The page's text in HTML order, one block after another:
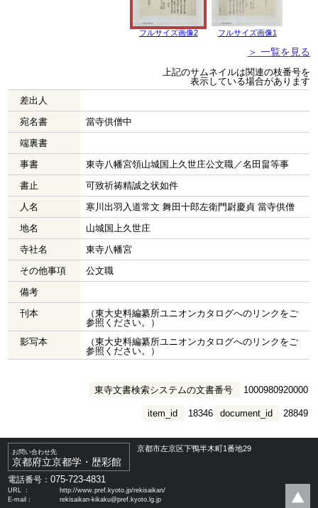
フルサイズ画像2 フルサイズ画像1
＞ 一覧を見る
上記のサムネイルは関連の枝番号を
表示している場合があります
差出人
宛名書
當寺供僧中
端裏書
事書
東寺八幡宮領山城国上久世庄公文職／名田畠等事
書止
可致祈祷精誠之状如件
人名
寒川出羽入道常文 舞田十郎左衛門尉慶貞 當寺供僧
地名
山城国上久世庄
寺社名
東寺八幡宮
その他事項
公文職
備考
刊本
（東大史料編纂所ユニオンカタログへのリンクをご
参照ください。）
影写本
（東大史料編纂所ユニオンカタログへのリンクをご
参照ください。）
東寺文書検索システムの文書番号 1000980920000
document_id 28849
item_id 18346
お問い合わせ先
京都府立京都学・歴彩館
京都市左京区下鴨半木町1番地29
電話番号：075-723-4831
URL ：
http://www.pref.kyoto.jp/rekisaikan/
E-mail：
rekisaikan-kikaku@pref.kyoto.lg.jp